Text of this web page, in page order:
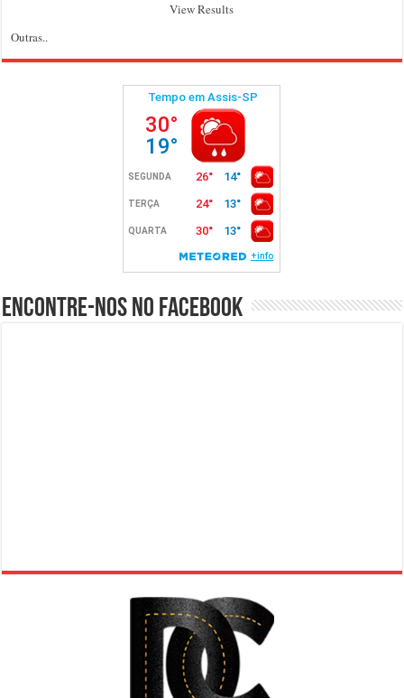
View Results
Outras..
Encontre-nos no Facebook